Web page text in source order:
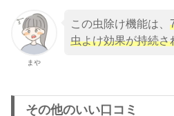
まや
この虫除け機能は、
虫よけ効果が持続さ
その他のいい口コミ